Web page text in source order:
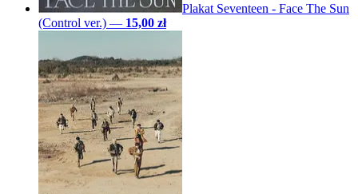
Plakat Seventeen - Face The Sun
(Control ver.) — 15,00 zł